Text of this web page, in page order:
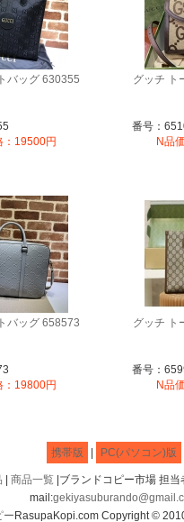
バッグ 630355
：19500円
グッチ ト
番号：
N品
バッグ 658573
：19800円
グッチ ト
番号：
N品
携帯版 PC(パソコン)版
商品一覧|ブランドコピー市場 担当
mail:
ー RasupaKopi.com Copyright ©